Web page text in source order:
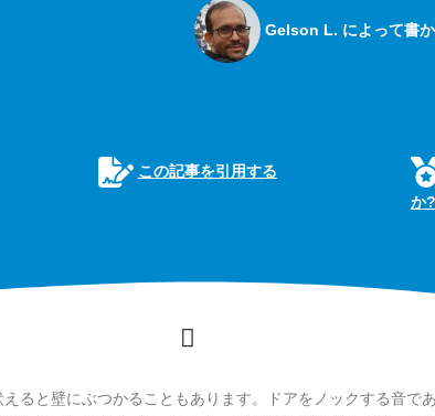
Gelson L. によって書
この記事を引用する
か?
ると壁にぶつかることもあります。ドアをノックする音で